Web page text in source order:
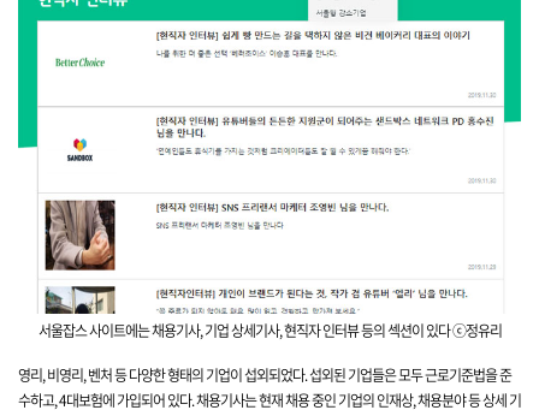
서울잡스 사이트에는채용기사,기업상세기사, 현직자 인터뷰 등의 섹션이 있다ⓒ정유리
영리, 비영리, 벤처등 다양한 형태의 기업이 섭외되었다. 섭외된 기업들은 모두 근로기준법을 준
수하고, 4대보험에 가입되어 있다. 채용기사는 현재 채용중인 기업의 인재상, 채용분야 등 상세 기